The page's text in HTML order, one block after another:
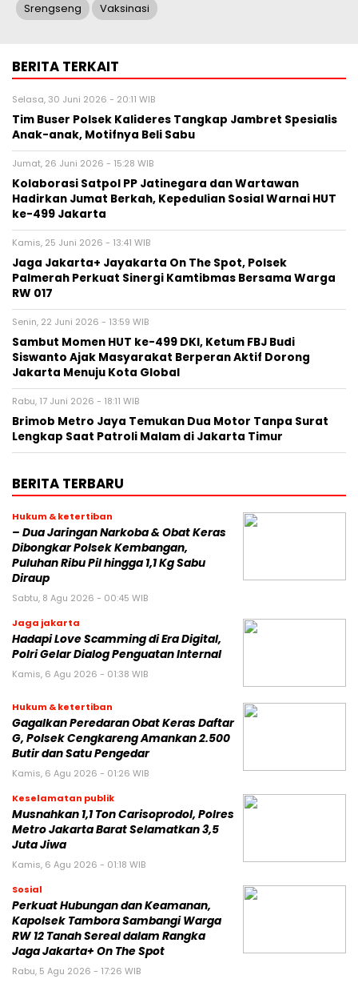
Srengseng Vaksinasi
BERITA TERKAIT
Selasa, 30 Juni 2026 - 20:11 WIB
Tim Buser Polsek Kalideres Tangkap Jambret Spesialis
Anak-anak, Motifnya Beli Sabu
Jumat, 26 Juni 2026 - 15:28 WIB
Kolaborasi Satpol PP Jatinegara dan Wartawan
Hadirkan Jumat Berkah, Kepedulian Sosial Warnai HUT
ke-499 Jakarta
Kamis, 25 Juni 2026 - 13:41 WIB
Jaga Jakarta+ Jayakarta On The Spot, Polsek
Palmerah Perkuat Sinergi Kamtibmas Bersama Warga
RW 017
Senin, 22 Juni 2026 - 13:59 WIB
Sambut Momen HUT ke-499 DKI, Ketum FBJ Budi
Siswanto Ajak Masyarakat Berperan Aktif Dorong
Jakarta Menuju Kota Global
Rabu, 17 Juni 2026 - 18:11 WIB
Brimob Metro Jaya Temukan Dua Motor Tanpa Surat
Lengkap Saat Patroli Malam di Jakarta Timur
BERITA TERBARU
Hukum & ketertiban
– Dua Jaringan Narkoba & Obat Keras
Dibongkar Polsek Kembangan,
Puluhan Ribu Pil hingga 1,1 Kg Sabu
Diraup
Sabtu, 8 Agu 2026 - 00:45 WIB
Jaga jakarta
Hadapi Love Scamming di Era Digital,
Polri Gelar Dialog Penguatan Internal
Kamis, 6 Agu 2026 - 01:38 WIB
Hukum & ketertiban
Gagalkan Peredaran Obat Keras Daftar
G, Polsek Cengkareng Amankan 2.500
Butir dan Satu Pengedar
Kamis, 6 Agu 2026 - 01:26 WIB
Keselamatan publik
Musnahkan 1,1 Ton Carisoprodol, Polres
Metro Jakarta Barat Selamatkan 3,5
Juta Jiwa
Kamis, 6 Agu 2026 - 01:18 WIB
Sosial
Perkuat Hubungan dan Keamanan,
Kapolsek Tambora Sambangi Warga
RW 12 Tanah Sereal dalam Rangka
Jaga Jakarta+ On The Spot
Rabu, 5 Agu 2026 - 17:26 WIB